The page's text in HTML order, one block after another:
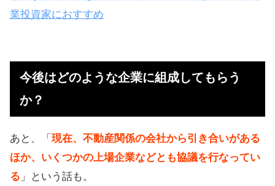
業投資家におすすめ
今後はどのような企業に組成してもらう
か？
あと、「 現在、不動産関係の会社から引き合いがある
ほか、いくつかの上場企業などとも協議を行なってい
る 」という話も。